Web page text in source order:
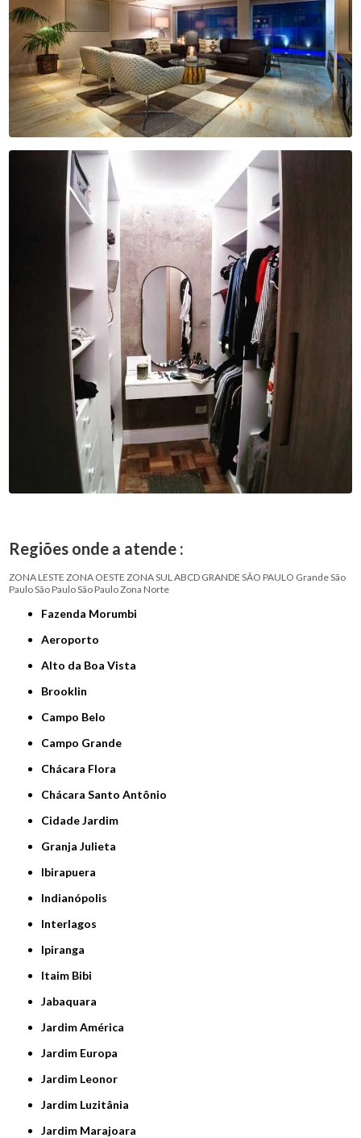
Regiões onde a atende :
ZONA LESTE ZONA OESTE ZONA SULABCD GRANDE SÃO PAULO Grande São
PauloSão PauloSão PauloZona Norte
Fazenda Morumbi
Aeroporto
Alto da Boa Vista
Brooklin
Campo Belo
Campo Grande
Chácara Flora
Chácara Santo Antônio
Cidade Jardim
Granja Julieta
Ibirapuera
Indianópolis
Interlagos
Ipiranga
Itaim Bibi
Jabaquara
Jardim América
Jardim Europa
Jardim Leonor
Jardim Luzitânia
Jardim Marajoara